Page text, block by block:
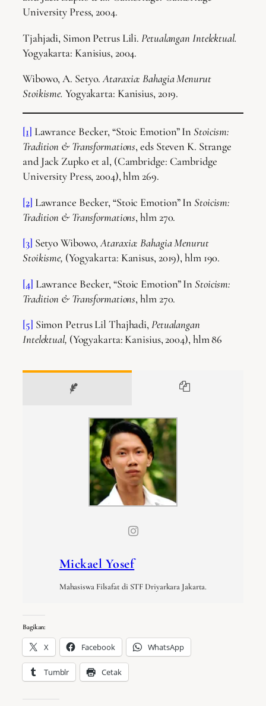
University Press, 2004.
Tjahjadi, Simon Petrus Lili. Petualangan Intelektual.
Yogyakarta: Kanisius, 2004.
Wibowo, A. Setyo.Ataraxia: Bahagia Menurut
Stoikisme. Yogyakarta: Kanisius, 2019.
[1] Lawrance Becker, “Stoic Emotion” InStoicism:
Tradition & Transformations, eds Steven K. Strange
and Jack Zupko et al, (Cambridge: Cambridge
University Press, 2004), hlm 269.
[2] Lawrance Becker, “Stoic Emotion” InStoicism:
Tradition & Transformations, hlm 270.
[3] Setyo Wibowo,Ataraxia: Bahagia Menurut
Stoikisme, (Yogyakarta: Kanisus, 2019), hlm 190.
[4] Lawrance Becker, “Stoic Emotion” InStoicism:
Tradition & Transformations, hlm 270.
[5] Simon Petrus Lil Thajhadi, Petualangan
Intelektual, (Yogyakarta: Kanisius, 2004), hlm 86
Mickael Yosef
Mahasiswa Filsafat di STF Driyarkara Jakarta.
Bagikan:
X Facebook WhatsApp
Tumblr Cetak